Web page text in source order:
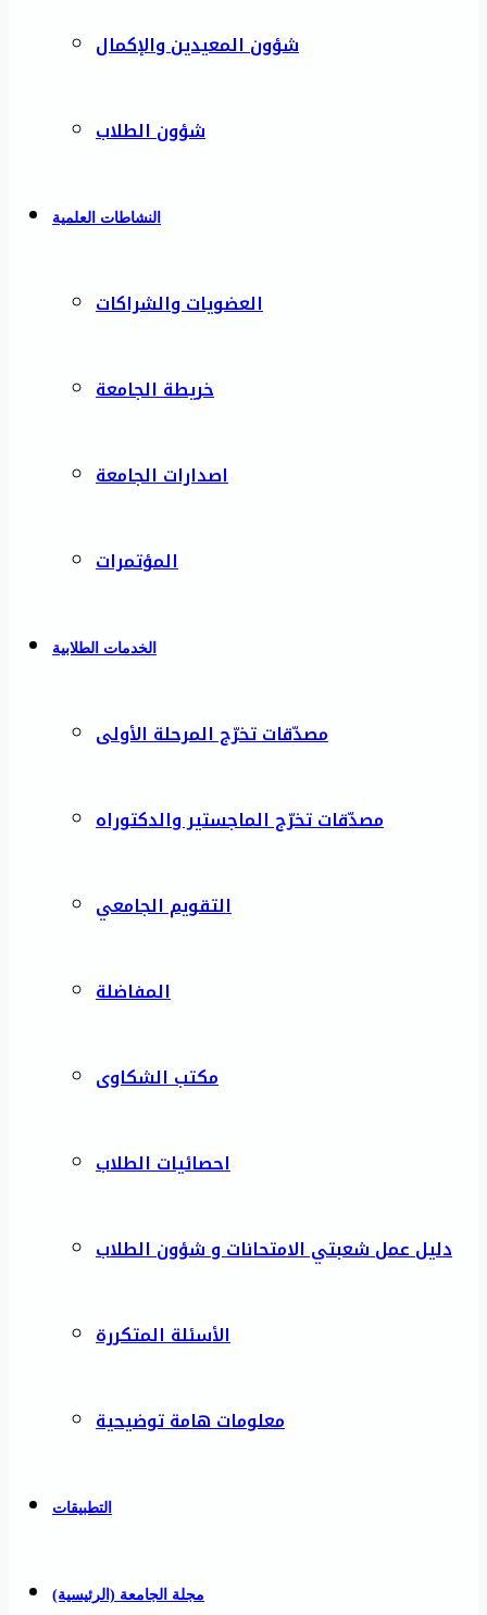
شؤون المعيدين والإكمال
شؤون الطلاب
النشاطات العلمية
العضويات والشراكات
خريطة الجامعة
اصدارات الجامعة
المؤتمرات
الخدمات الطلابية
مصدّقات تخرّج المرحلة الأولى
مصدّقات تخرّج الماجستير والدكتوراه
التقويم الجامعي
المفاضلة
مكتب الشكاوى
احصائيات الطلاب
دليل عمل شعبتي الامتحانات و شؤون الطلاب
الأسئلة المتكررة
معلومات هامة توضيحية
التطبيقات
مجلة الجامعة (الرئيسية)